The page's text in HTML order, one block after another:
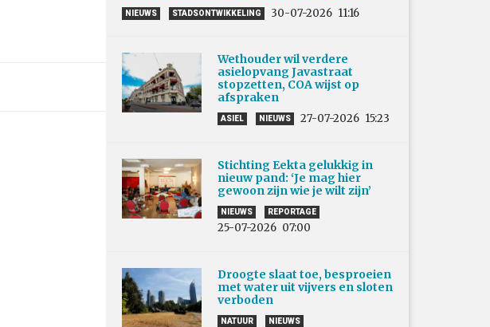
NIEUWS STADSONTWIKKELING 30-07-2026 11:16
Wethouder wil verdere
asielopvang Javastraat
stopzetten, COA wijst op
afspraken
ASIEL NIEUWS 27-07-2026 15:23
Stichting Eekta gelukkig in
nieuw pand: ‘Je mag hier
gewoon zijn wie je wilt zijn’
NIEUWS REPORTAGE
25-07-2026 07:00
Droogte slaat toe, besproeien
met water uit vijvers en sloten
verboden
NATUUR NIEUWS